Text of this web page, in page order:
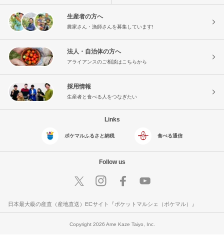
生産者の方へ
農家さん・漁師さんを募集しています!
法人・自治体の方へ
アライアンスのご相談はこちらから
採用情報
生産者と食べる人をつなぎたい
Links
ポケマルふるさと納税 食べる通信
Follow us
日本最大級の産直（産地直送）ECサイト『ポケットマルシェ（ポケマル）』
Copyright 2026 Ame Kaze Taiyo, Inc.